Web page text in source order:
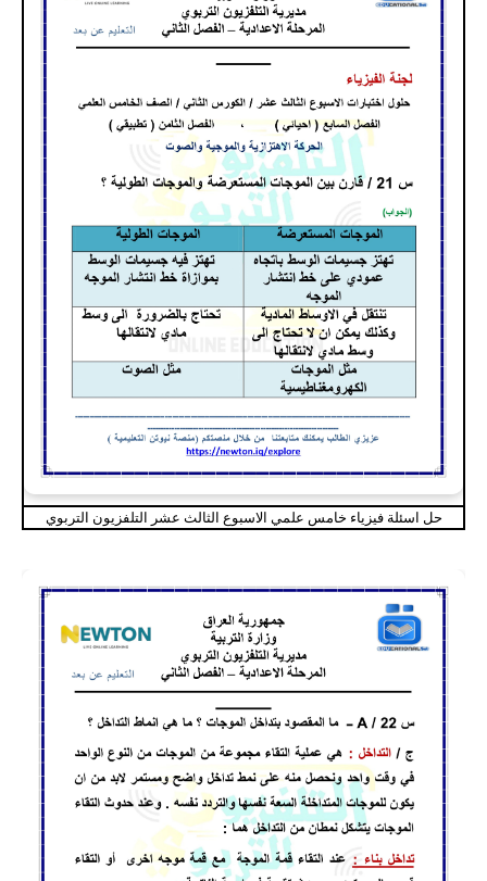
حل اسئلة فيزياء خامس علمي الاسبوع الثالث عشر التلفزيون التربوي